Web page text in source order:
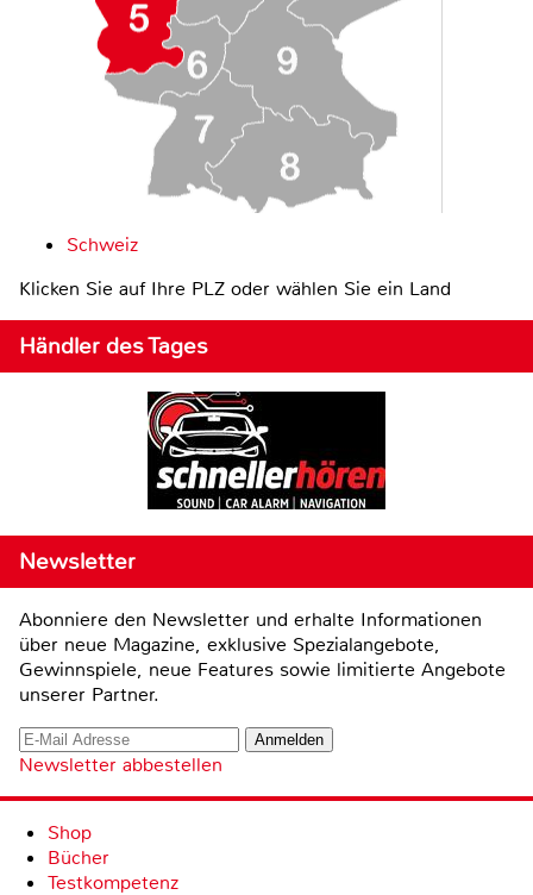
Schweiz
Klicken Sie auf Ihre PLZ oder wählen Sie ein Land
Händler des Tages
Newsletter
Abonniere den Newsletter und erhalte Informationen
über neue Magazine, exklusive Spezialangebote,
Gewinnspiele, neue Features sowie limitierte Angebote
unserer Partner.
Newsletter abbestellen
Shop
Bücher
Testkompetenz